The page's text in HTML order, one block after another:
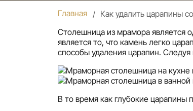
Главная
Как удалить царапины
Столешница из мрамора является
является то, что камень легко
способы удаления царапин.
В то время как глубокие